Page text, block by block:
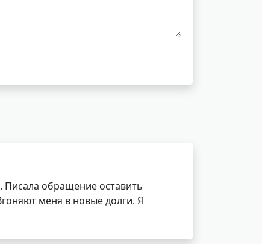
Писала обращение оставить
меня в новые долги. Я